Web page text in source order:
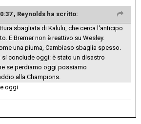
, Reynolds ha scritto:
sbagliata di Kalulu, che cerca l'anticipo
E Bremer non è reattivo su Wesley.
una piuma, Cambiaso sbaglia spesso.
conclude oggi: è stato un disastro
se perdiamo oggi possiamo
alla Champions.
oggi